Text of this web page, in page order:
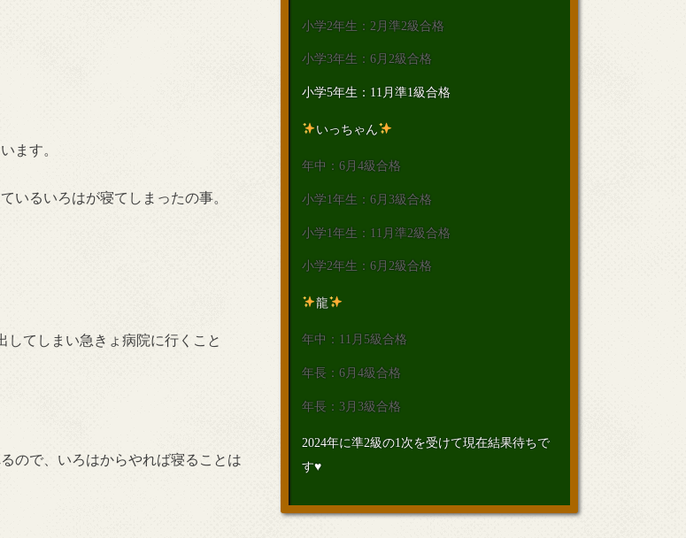
ます。
いるいろはが寝てしまったの事。
てしまい急きょ病院に行くこと
ので、いろはからやれば寝ることは
小学2年生：2月準2級合格
小学3年生：6月2級合格
小学5年生：11月準1級合格
いっちゃん
年中：6月4級合格
小学1年生：6月3級合格
小学1年生：11月準2級合格
小学2年生：6月2級合格
龍
年中：11月5級合格
年長：6月4級合格
年長：3月3級合格
2024年に準2級の1次を受けて現在結果待ちで
す♥